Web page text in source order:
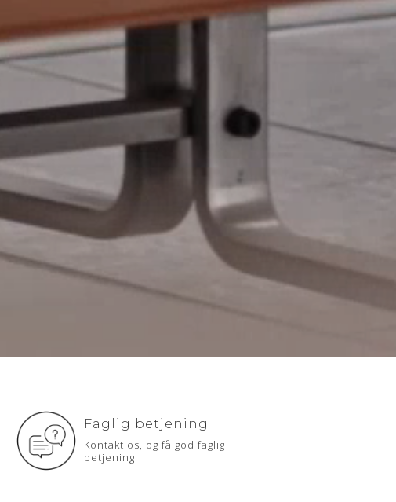
Faglig betjening
Kontakt os, og få god faglig
betjening